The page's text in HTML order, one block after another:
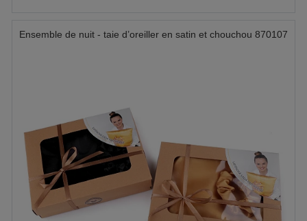
Ensemble de nuit - taie d’oreiller en satin et chouchou 870107